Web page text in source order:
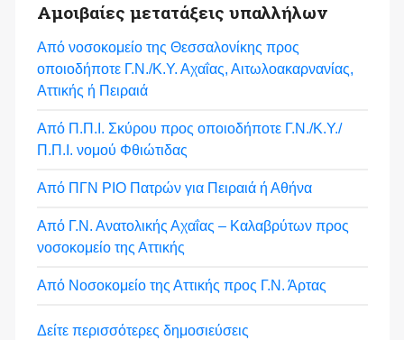
Αμοιβαίες μετατάξεις υπαλλήλων
Από νοσοκομείο της Θεσσαλονίκης προς
οποιοδήποτε Γ.Ν./Κ.Υ. Αχαΐας, Αιτωλοακαρνανίας,
Αττικής ή Πειραιά
Από Π.Π.Ι. Σκύρου προς οποιοδήποτε Γ.Ν./Κ.Υ./
Π.Π.Ι. νομού Φθιώτιδας
Από ΠΓΝ ΡΙΟ Πατρών για Πειραιά ή Αθήνα
Από Γ.Ν. Ανατολικής Αχαΐας – Καλαβρύτων προς
νοσοκομείο της Αττικής
Από Νοσοκομείο της Αττικής προς Γ.Ν. Άρτας
Δείτε περισσότερες δημοσιεύσεις